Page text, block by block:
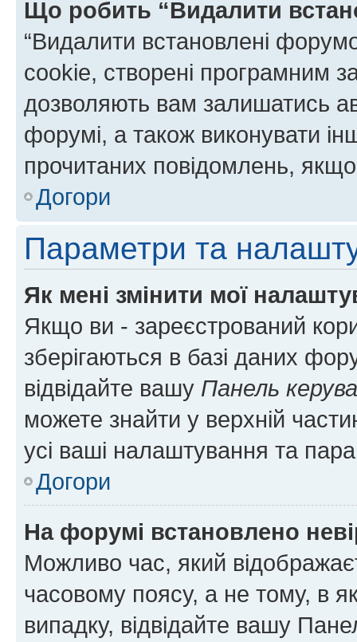
Що робить “Видалити
“Видалити встановлені
cookie, створені програмним
дозволяють вам залишатись
форумі, а також виконувати
прочитаних повідомлень,
Догори
Параметри та
Як мені змінити мої
Якщо ви - зареєстрований
зберігаються в базі даних
відвідайте вашу Панель
можете знайти у верхній
усі ваші налаштування та
Догори
На форумі встановлено
Можливо час, який
часовому поясу, а не тому, в
випадку, відвідайте вашу